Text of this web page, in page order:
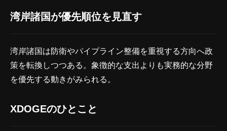
湾岸諸国が優先順位を見直す
湾岸諸国は防衛やパイプライン整備を重視する方向へ政
策を転換しつつある。象徴的な支出よりも実務的な分野
を優先する動きがみられる。
XDOGEのひとこと